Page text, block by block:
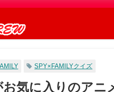
SPY×FAMILYクイズ
気に入りのアニ